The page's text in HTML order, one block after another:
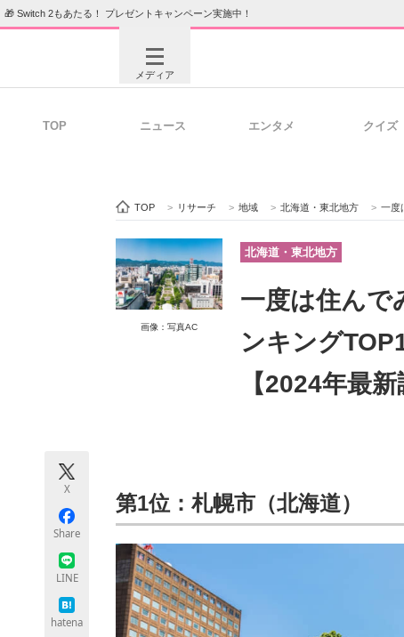
🎁 Switch 2もあたる！ プレゼントキャンペーン実施中！
メディア
ビジネスと働き方のヒント
ITエンジニア向け専門サイト
ちょっと気になるネットの話題
TOP ニュース エンタメ クイズ
TOP > リサーチ > 地域 > 北海道・東北地方 > 一度
画像：写真AC
北海道・東北地方
一度は住んで
ンキング
【2024年最新
X
Share
LINE
hatena
第1位：札幌市（北海道）